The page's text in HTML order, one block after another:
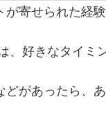
寄せられた経
、好きなタイミ
があったら、